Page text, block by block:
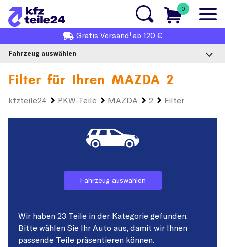
0
Gratis Versand1 ab 120 €
Fahrzeug auswählen
Filter für Ihren MAZDA 2
kfzteile24 PKW-Teile MAZDA 2 Filter
Fahrzeug auswählen
Wir haben 23 Teile in der Kategorie gefunden.
Bitte wählen Sie Ihr Auto aus, damit wir Ihnen
passende Teile präsentieren können.